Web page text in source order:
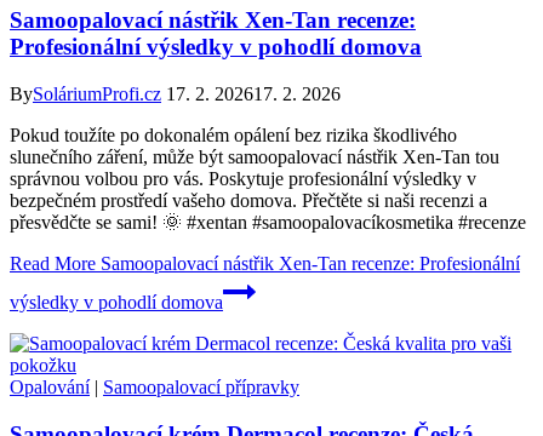
Samoopalovací nástřik Xen-Tan recenze:
Profesionální výsledky v pohodlí domova
BySoláriumProfi.cz 17. 2. 202617. 2. 2026
Pokud toužíte po dokonalém opálení bez rizika škodlivého
slunečního záření, může být samoopalovací nástřik Xen-Tan tou
správnou volbou pro vás. Poskytuje profesionální výsledky v
bezpečném prostředí vašeho domova. Přečtěte si naši recenzi a
přesvědčte se sami! 🌞 #xentan #samoopalovacíkosmetika #recenze
Read More Samoopalovací nástřik Xen-Tan recenze: Profesionální
výsledky v pohodlí domova
Opalování| Samoopalovací přípravky